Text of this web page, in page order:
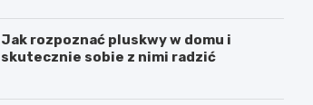
Jak rozpoznać pluskwy w domu i
skutecznie sobie z nimi radzić